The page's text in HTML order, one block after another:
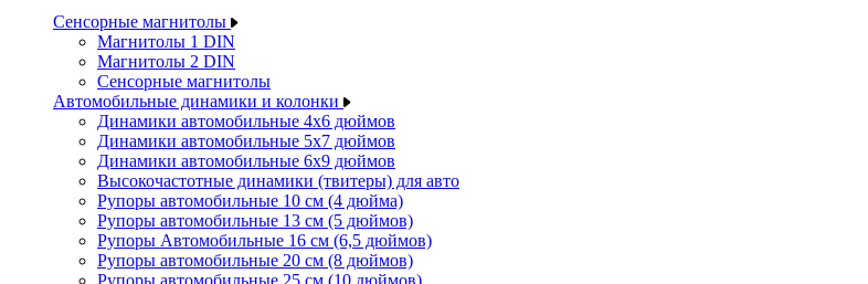
Сенсорные магнитолы
Магнитолы 1 DIN
Магнитолы 2 DIN
Сенсорные магнитолы
Автомобильные динамики и колонки
Динамики автомобильные 4x6 дюймов
Динамики автомобильные 5x7 дюймов
Динамики автомобильные 6x9 дюймов
Высокочастотные динамики (твитеры) для авто
Рупоры автомобильные 10 см (4 дюйма)
Рупоры автомобильные 13 см (5 дюймов)
Рупоры Автомобильные 16 см (6,5 дюймов)
Рупоры автомобильные 20 см (8 дюймов)
Рупоры автомобильные 25 см (10 дюймов)